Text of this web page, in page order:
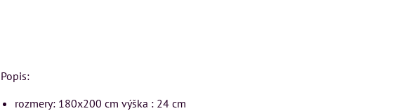
Popis:
rozmery: 180x200 cm výška : 24 cm
699 €s DPH
599 €